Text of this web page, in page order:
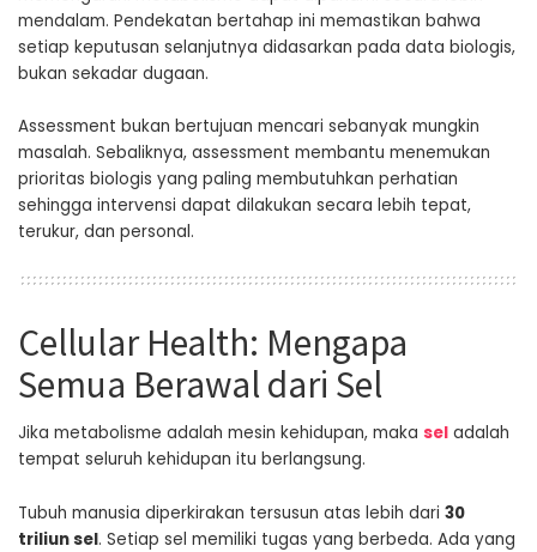
mendalam. Pendekatan bertahap ini memastikan bahwa
setiap keputusan selanjutnya didasarkan pada data biologis,
bukan sekadar dugaan.
Assessment bukan bertujuan mencari sebanyak mungkin
masalah. Sebaliknya, assessment membantu menemukan
prioritas biologis yang paling membutuhkan perhatian
sehingga intervensi dapat dilakukan secara lebih tepat,
terukur, dan personal.
Cellular Health: Mengapa
Semua Berawal dari Sel
Jika metabolisme adalah mesin kehidupan, maka sel adalah
tempat seluruh kehidupan itu berlangsung.
Tubuh manusia diperkirakan tersusun atas lebih dari 30
triliun sel. Setiap sel memiliki tugas yang berbeda. Ada yang